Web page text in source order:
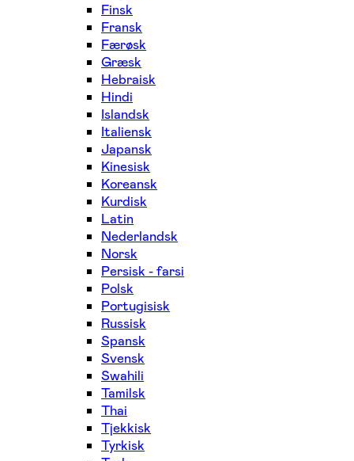
Finsk
Fransk
Færøsk
Græsk
Hebraisk
Hindi
Islandsk
Italiensk
Japansk
Kinesisk
Koreansk
Kurdisk
Latin
Nederlandsk
Norsk
Persisk - farsi
Polsk
Portugisisk
Russisk
Spansk
Svensk
Swahili
Tamilsk
Thai
Tjekkisk
Tyrkisk